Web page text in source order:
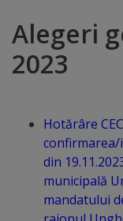
brand
Orașe
Distincții
de
Alegeri
2023
Hotărâre
din
municipală
mandatului